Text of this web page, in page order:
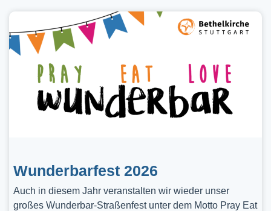
Wunderbarfest 2026
Auch in diesem Jahr veranstalten wir wieder unser
großes Wunderbar-Straßenfest unter dem Motto Pray Eat